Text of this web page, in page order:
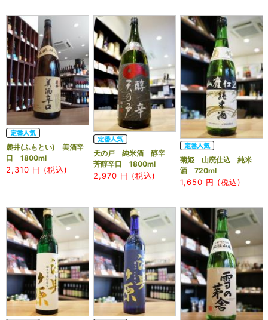
麓井(ふもとい) 美酒辛
口 1800ml
2,310 円 (税込)
天の戸 純米酒 醇辛
芳醇辛口 1800ml
2,970 円 (税込)
菊姫 山廃仕込 純米
酒 720ml
1,650 円 (税込)